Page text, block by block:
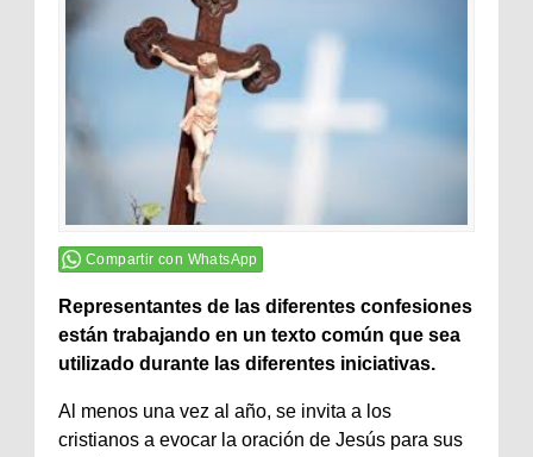
Compartir con WhatsApp
Representantes de las diferentes confesiones
están trabajando en un texto común que sea
utilizado durante las diferentes iniciativas.
Al menos una vez al año, se invita a los
cristianos a evocar la oración de Jesús para sus